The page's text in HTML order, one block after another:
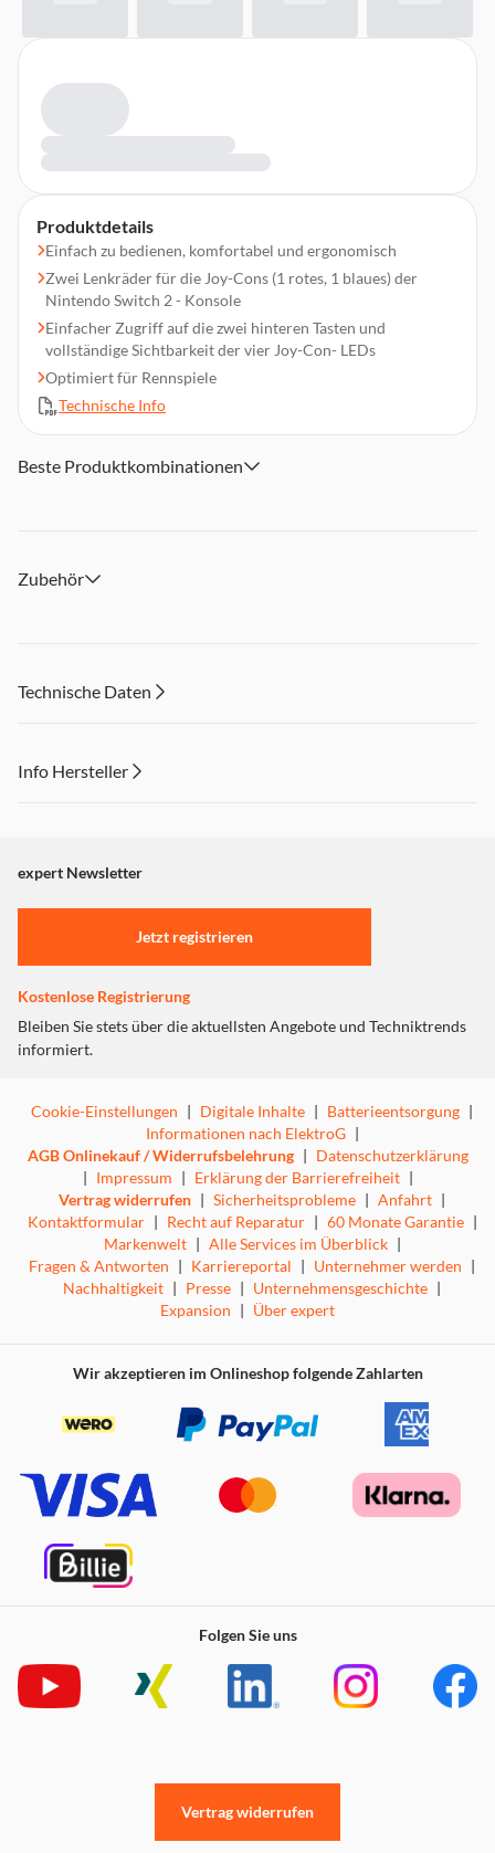
Produktdetails
Einfach zu bedienen, komfortabel und ergonomisch
Zwei Lenkräder für die Joy-Cons (1 rotes, 1 blaues) der
Nintendo Switch 2 - Konsole
Einfacher Zugriff auf die zwei hinteren Tasten und
vollständige Sichtbarkeit der vier Joy-Con- LEDs
Optimiert für Rennspiele
Technische Info
Beste Produktkombinationen
Zubehör
Technische Daten
Info Hersteller
"Marketing".
Einstellungen anpassen
expert Newsletter
Jetzt registrieren
Kostenlose Registrierung
Bleiben Sie stets über die aktuellsten Angebote und Techniktrends
informiert.
Cookie-Einstellungen | Digitale Inhalte | Batterieentsorgung |
Informationen nach ElektroG |
AGB Onlinekauf / Widerrufsbelehrung | Datenschutzerklärung
| Impressum | Erklärung der Barrierefreiheit |
Vertrag widerrufen | Sicherheitsprobleme | Anfahrt |
Kontaktformular | Recht auf Reparatur | 60 Monate Garantie |
Markenwelt | Alle Services im Überblick |
Fragen & Antworten | Karriereportal | Unternehmer werden |
Nachhaltigkeit | Presse | Unternehmensgeschichte |
Expansion | Über expert
Wir akzeptieren im Onlineshop folgende Zahlarten
Folgen Sie uns
Vertrag widerrufen